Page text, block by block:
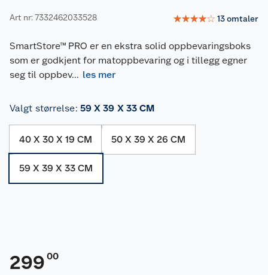
Art nr: 7332462033528 ☆☆☆☆☆ 13omtaler
SmartStore™ PRO er en ekstra solid oppbevaringsboks
som er godkjent for matoppbevaring og i tillegg egner
seg til oppbev... les mer
Valgt størrelse: 59 X 39 X 33 CM
40 X 30 X 19 CM 50 X 39 X 26 CM
59 X 39 X 33 CM
299 00